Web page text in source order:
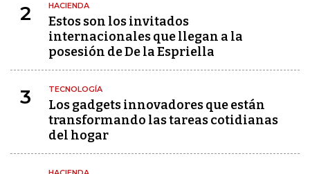
2 HACIENDA
Estos son los invitados
internacionales que llegan a la
posesión de De la Espriella
3 TECNOLOGÍA
Los gadgets innovadores que están
transformando las tareas cotidianas
del hogar